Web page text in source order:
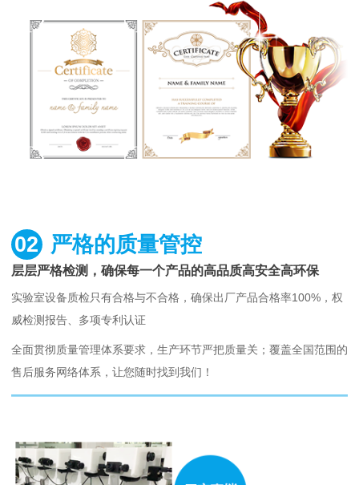
02 严格的质量管控
层层严格检测，确保每一个产品的高品质高安全高环保
实验室设备质检只有合格与不合格，确保出厂产品合格率100%，权
威检测报告、多项专利认证
全面贯彻质量管理体系要求，生产环节严把质量关；覆盖全国范围的
售后服务网络体系，让您随时找到我们！